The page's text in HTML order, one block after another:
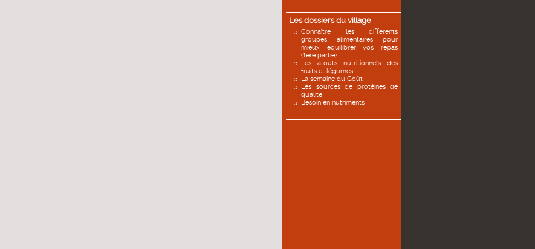
Les dossiers du village
Connaître les différents
groupes alimentaires pour
mieux équilibrer vos repas
(1ère partie)
Les atouts nutritionnels des
fruits et légumes
La semaine du Goût
Les sources de protéines de
qualité
Besoin en nutriments